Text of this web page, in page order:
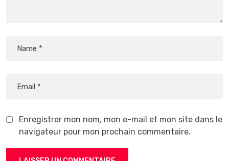
Enregistrer mon nom, mon e-mail et mon site dans le
navigateur pour mon prochain commentaire.